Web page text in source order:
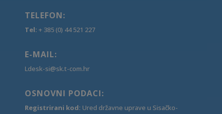
TELEFON:
Tel: + 385 (0) 44 521 227
E-MAIL:
Ldesk-si@sk.t-com.hr
OSNOVNI PODACI:
Registrirani kod: Ured državne uprave u Sisačko-